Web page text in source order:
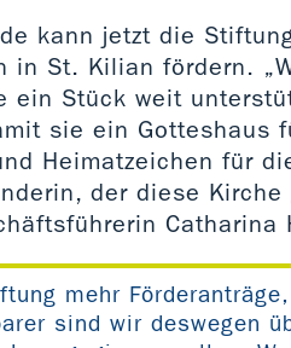
kann jetzt die
in St. Kilian fördern.
ein Stück weit
sie ein Gotteshaus
Heimatzeichen für
der diese Kirche
Catharina
mehr
sind wir deswegen